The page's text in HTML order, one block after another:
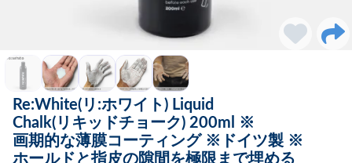
Re:White(リ:ホワイト) Liquid
Chalk(リキッドチョーク) 200ml ※
画期的な薄膜コーティング ※ドイツ製 ※
ホールドと指皮の隙間を極限まで埋める